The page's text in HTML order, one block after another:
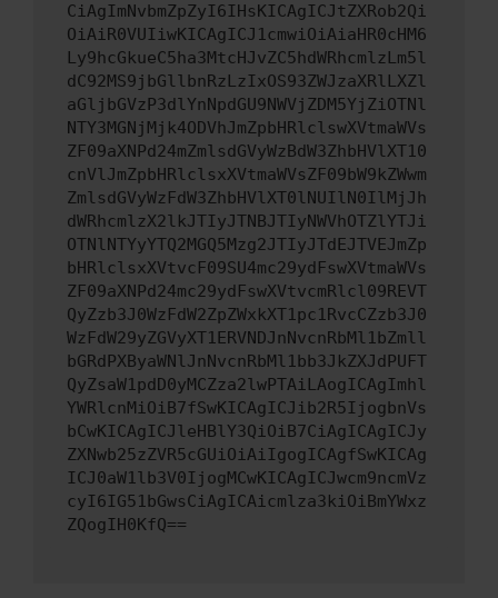
CiAgImNvbmZpZyI6IHsKICAgICJtZXRob2Qi
OiAiR0VUIiwKICAgICJ1cmwiOiAiaHR0cHM6
Ly9hcGkueC5ha3MtcHJvZC5hdWRhcmlzLm5l
dC92MS9jbGllbnRzLzIxOS93ZWJzaXRlLXZl
aGljbGVzP3dlYnNpdGU9NWVjZDM5YjZiOTNl
NTY3MGNjMjk4ODVhJmZpbHRlclswXVtmaWVs
ZF09aXNPd24mZmlsdGVyWzBdW3ZhbHVlXT10
cnVlJmZpbHRlclsxXVtmaWVsZF09bW9kZWwm
ZmlsdGVyWzFdW3ZhbHVlXT0lNUIlN0IlMjJh
dWRhcmlzX2lkJTIyJTNBJTIyNWVhOTZlYTJi
OTNlNTYyYTQ2MGQ5Mzg2JTIyJTdEJTVEJmZp
bHRlclsxXVtvcF09SU4mc29ydFswXVtmaWVs
ZF09aXNPd24mc29ydFswXVtvcmRlcl09REVT
QyZzb3J0WzFdW2ZpZWxkXT1pc1RvcCZzb3J0
WzFdW29yZGVyXT1ERVNDJnNvcnRbMl1bZmll
bGRdPXByaWNlJnNvcnRbMl1bb3JkZXJdPUFT
QyZsaW1pdD0yMCZza2lwPTAiLAogICAgImhl
YWRlcnMiOiB7fSwKICAgICJib2R5IjogbnVs
bCwKICAgICJleHBlY3QiOiB7CiAgICAgICJy
ZXNwb25zZVR5cGUiOiAiIgogICAgfSwKICAg
ICJ0aW1lb3V0IjogMCwKICAgICJwcm9ncmVz
cyI6IG51bGwsCiAgICAicmlza3kiOiBmYWxz
ZQogIH0KfQ==